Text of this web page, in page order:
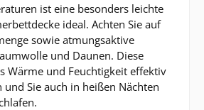
ist eine besonders leichte
ideal. Achten Sie auf
sowie atmungsaktive
und Daunen. Diese
Wärme und Feuchtigkeit effektiv
Sie auch in heißen Nächten